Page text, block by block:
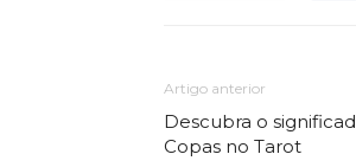
Artigo anterior
Descubra o
Copas no Tarot